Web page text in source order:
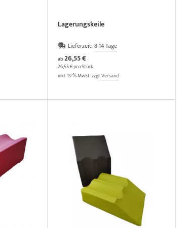
Lagerungskeile
Lieferzeit: 8-14 Tage
ab26,55 €
26,55 € pro Stück
inkl. 19 % MwSt. zzgl.Versand